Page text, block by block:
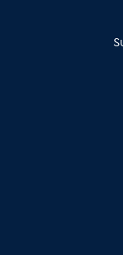
Les Annonces du
relation qualifiée